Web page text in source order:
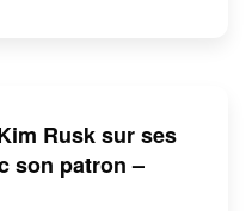
Rusk sur ses
son patron –